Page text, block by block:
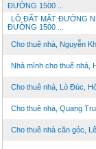
ĐƯỜNG 1500 ...
LÔ ĐẤT MẶT ĐƯỜNG
ĐƯỜNG 1500 ...
Cho thuê nhà, Nguyễn
Nhà mình cho thuê nhà,
Cho thuê nhà, Lò Đúc,
Cho thuê nhà, Quang
Cho thuê nhà căn góc,